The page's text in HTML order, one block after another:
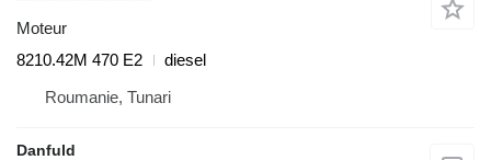
Moteur
8210.42M 470 E2
diesel
Roumanie, Tunari
Danfuld